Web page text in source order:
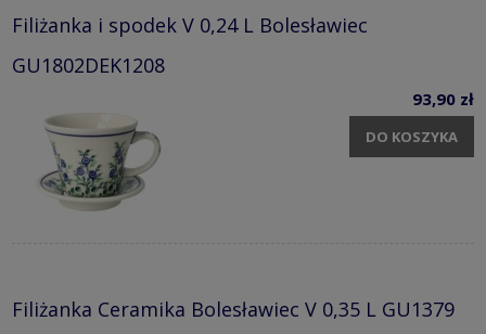
Filiżanka i spodek V 0,24 L Bolesławiec
GU1802DEK1208
93,90 zł
DO KOSZYKA
Filiżanka Ceramika Bolesławiec V 0,35 L GU1379